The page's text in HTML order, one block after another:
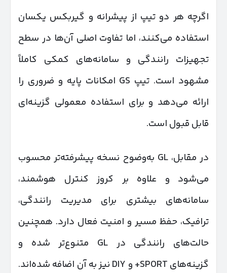
اگرچه هر دو تیپ از پیشرانه و گیربکس یکسان
استفاده می‌کنند، اما تفاوت اصلی آن‌ها در سطح
تجهیزات رانندگی و سامانه‌های کمکی کاملاً
مشهود است. تیپ GS امکانات پایه و ضروری را
ارائه می‌دهد و برای استفاده معمولی گزینه‌ای
قابل قبول است.
در مقابل، GL به‌وضوح نسخه پیشرفته‌تر محسوب
می‌شود و علاوه بر کروز کنترل هوشمند،
سامانه‌های بیشتری برای مدیریت رانندگی،
ترافیک، حفظ مسیر و امنیت فعال دارد. همچنین
حالت‌های رانندگی در GL متنوع‌تر شده و
گزینه‌های SPORT+ و DIY نیز به آن اضافه شده‌اند.